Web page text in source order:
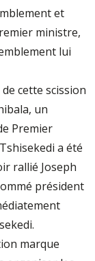
et
ministre,
lui
cette scission
un
Premier
a été
ral­lié Joseph
président
marque